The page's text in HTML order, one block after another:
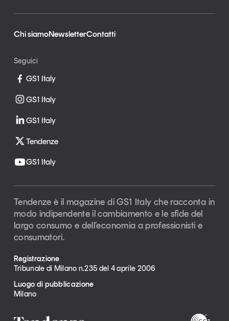
Un anno di
Tendenze
Leggi il magazine
Tendenze è il magazine di GS1 Italy che racconta in
consumo e dell’economia a professionisti e
consumatori
GS1 Italy GS1 Italy GS1 Italy
Tendenze
GS1 Italy
Chi siamoNewsletterContatti
Seguici
GS1 Italy
GS1 Italy
GS1 Italy
Tendenze
GS1 Italy
Tendenze è il magazine di GS1 Italy che racconta in
modo indipendente il cambiamento e le sfide del
largo consumo e dell’economia a professionisti e
consumatori.
Registrazione
Tribunale di Milano n.235 del 4 aprile 2006
Luogo di pubblicazione
Milano